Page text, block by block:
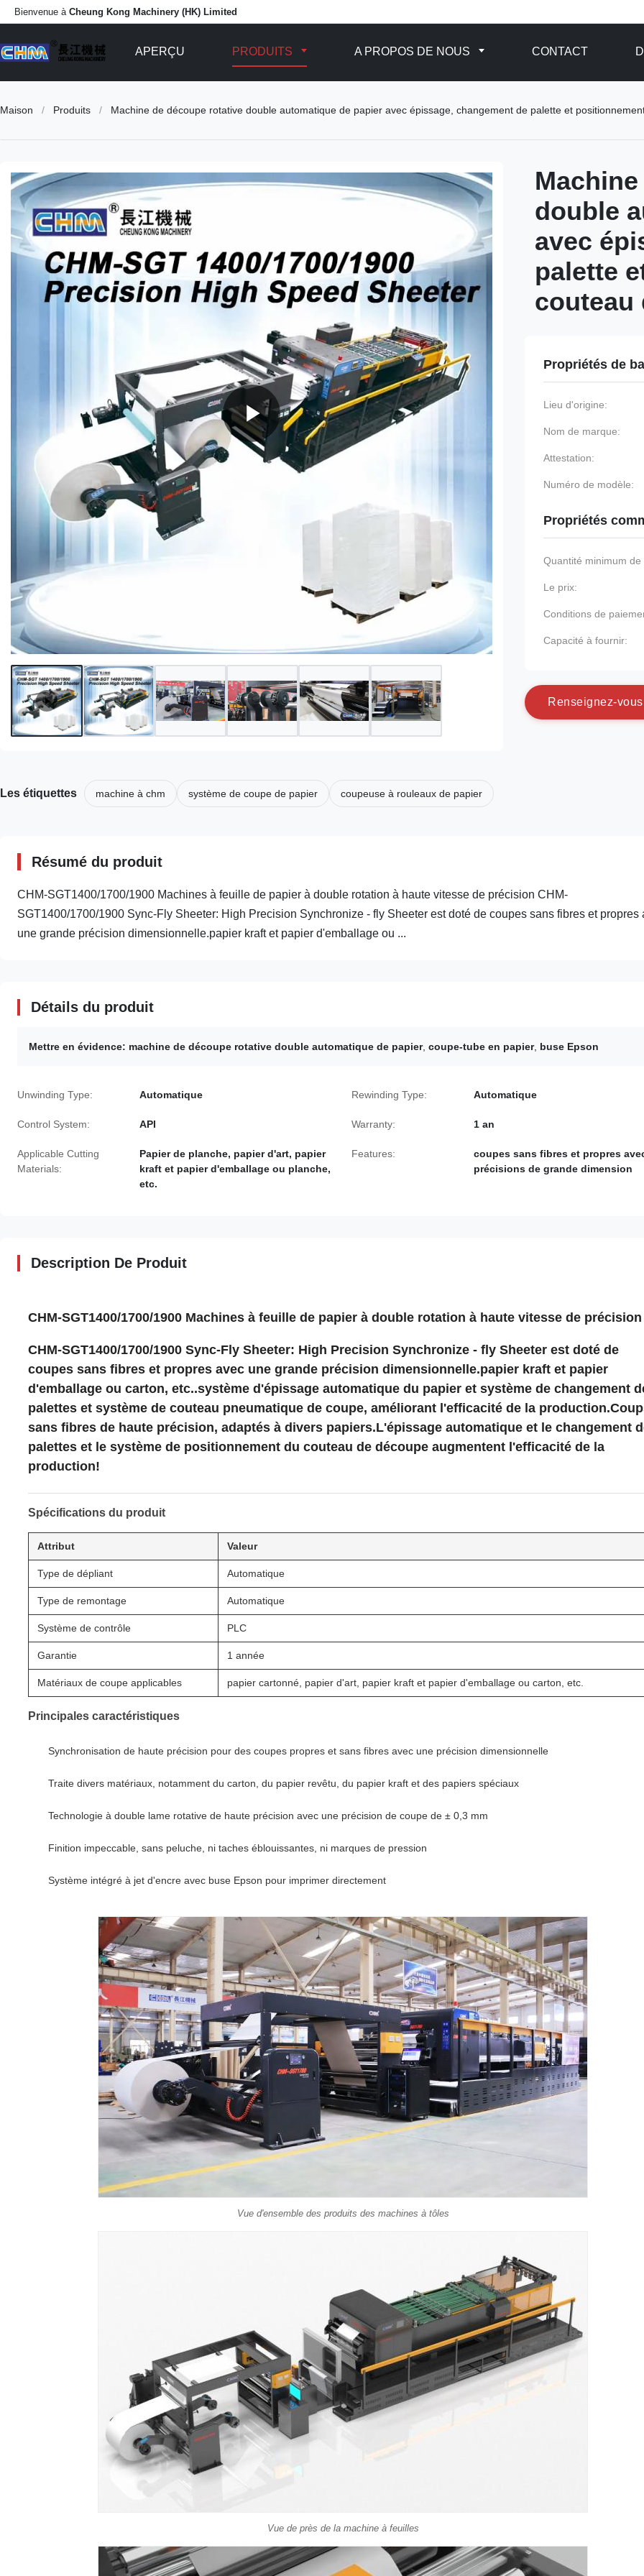
Bienvenue à Cheung Kong Machinery (HK) Limited
APERÇU PRODUITS A PROPOS DE NOUS CONTACT
Maison / Produits / Machine de découpe rotative double automatique de papier avec épissage, changement de palette et
double
avec
palette
couteau
Propriétés de
Lieu d'origine:
Nom de marque:
Attestation:
Numéro de modèle:
Propriétés
Quantité minimum
Le prix:
Conditions de
Capacité à fournir:
Renseignez-vous
Les étiquettes machine à chm système de coupe de papier coupeuse à rouleaux de papier
Résumé du produit
CHM-SGT1400/1700/1900 Machines à feuille de papier à double rotation à haute vitesse de précision CHM-
SGT1400/1700/1900 Sync-Fly Sheeter: High Precision Synchronize - fly Sheeter est doté de coupes sans fibres et propres
une grande précision dimensionnelle.papier kraft et papier d'emballage ou ...
Détails du produit
Mettre en évidence: machine de découpe rotative double automatique de papier, coupe-tube en papier, buse Epson
Unwinding Type: Automatique Rewinding Type: Automatique
Control System: API Warranty: 1 an
Applicable Cutting
Materials:
Papier de planche, papier d'art, papier
kraft et papier d'emballage ou planche,
etc.
Features:
coupes sans fibres et propres
précisions de grande dimension
Description De Produit
CHM-SGT1400/1700/1900 Machines à feuille de papier à double rotation à haute vitesse de précision
CHM-SGT1400/1700/1900 Sync-Fly Sheeter: High Precision Synchronize - fly Sheeter est doté de
coupes sans fibres et propres avec une grande précision dimensionnelle.papier kraft et papier
d'emballage ou carton, etc..système d'épissage automatique du papier et système de changement
palettes et système de couteau pneumatique de coupe, améliorant l'efficacité de la
sans fibres de haute précision, adaptés à divers papiers.L'épissage automatique et le changement
palettes et le système de positionnement du couteau de découpe augmentent l'efficacité de la
production!
Spécifications du produit
Attribut Valeur
Type de dépliant Automatique
Type de remontage Automatique
Système de contrôle PLC
Garantie 1 année
Matériaux de coupe applicables papier cartonné, papier d'art, papier kraft et papier d'emballage ou carton, etc.
Principales caractéristiques
Synchronisation de haute précision pour des coupes propres et sans fibres avec une précision dimensionnelle
Traite divers matériaux, notamment du carton, du papier revêtu, du papier kraft et des papiers spéciaux
Technologie à double lame rotative de haute précision avec une précision de coupe de ± 0,3 mm
Finition impeccable, sans peluche, ni taches éblouissantes, ni marques de pression
Système intégré à jet d'encre avec buse Epson pour imprimer directement
Vue d'ensemble des produits des machines à tôles
Vue de près de la machine à feuilles